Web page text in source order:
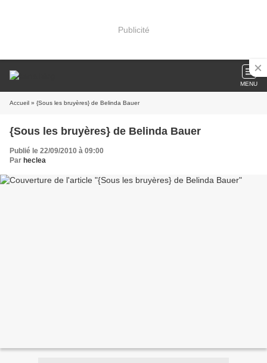
Publicité
MENU
Accueil » {Sous les bruyères} de Belinda Bauer
{Sous les bruyères} de Belinda Bauer
Publié le 22/09/2010 à 09:00
Par heclea